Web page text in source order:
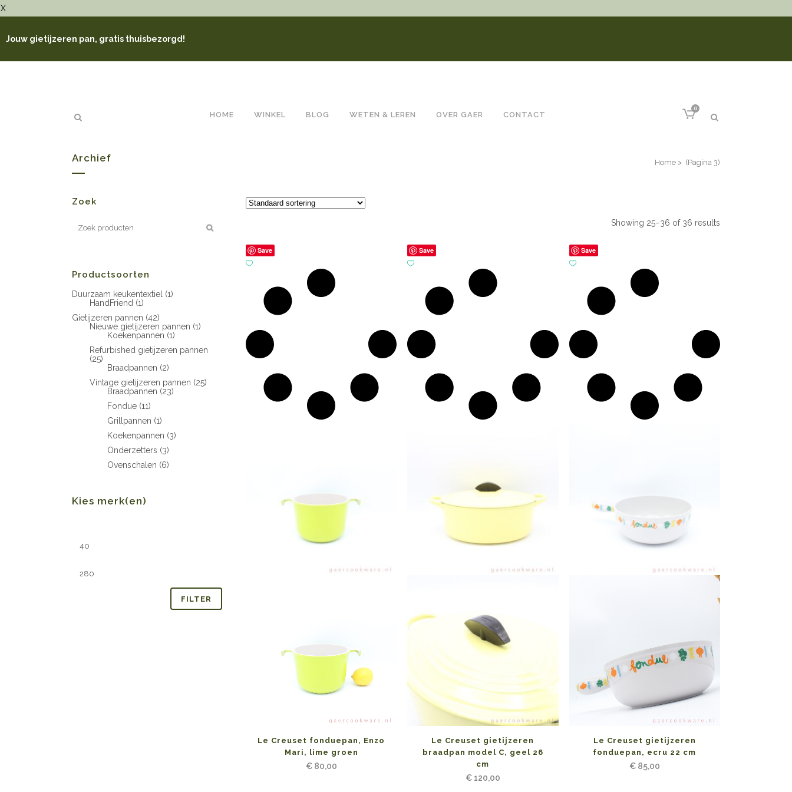
X
Jouw gietijzeren pan, gratis thuisbezorgd!
HOME WINKEL BLOG WETEN & LEREN OVER GAER CONTACT
0
Archief Home > (Pagina 3)
Zoek
Productsoorten
Duurzaam keukentextiel (1)
HandFriend (1)
Gietijzeren pannen (42)
Nieuwe gietijzeren pannen (1)
Koekenpannen (1)
Refurbished gietijzeren pannen
(25)
Braadpannen (2)
Vintage gietijzeren pannen (25)
Braadpannen (23)
Fondue (11)
Grillpannen (1)
Koekenpannen (3)
Onderzetters (3)
Ovenschalen (6)
Kies merk(en)
FILTER
Showing 25–36 of 36 results
Save
Le Creuset fonduepan, Enzo
Mari, lime groen
€80,00
Save
Le Creuset gietijzeren
braadpan model C, geel 26
cm
€120,00
Save
Le Creuset gietijzeren
fonduepan, ecru 22 cm
€85,00